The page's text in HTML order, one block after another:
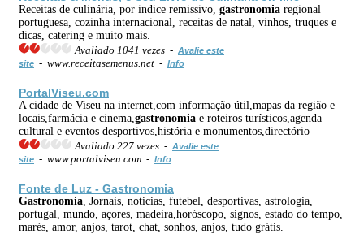
Receitas de culinária, por indice remissivo, gastronomia regional
portuguesa, cozinha internacional, receitas de natal, vinhos, truques e
dicas, catering e muito mais.
Avaliado 1041 vezes - Avalie este
site - www.receitasemenus.net - Info
PortalViseu.com
A cidade de Viseu na internet,com informação útil,mapas da região e
locais,farmácia e cinema, gastronomia e roteiros turísticos,agenda
cultural e eventos desportivos,história e monumentos,directório
Avaliado 227 vezes - Avalie este
site - www.portalviseu.com - Info
Fonte de Luz - Gastronomia
Gastronomia , Jornais, noticias, futebel, desportivas, astrologia,
portugal, mundo, açores, madeira,horóscopo, signos, estado do tempo,
marés, amor, anjos, tarot, chat, sonhos, anjos, tudo grátis.